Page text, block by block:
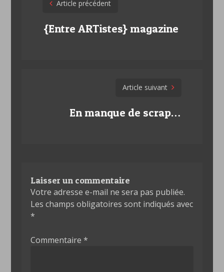
navigation
Article précédent
{Entre ARTistes} magazine
Article suivant
En manque de scrap…
Laisser un commentaire
Votre adresse e-mail ne sera pas publiée.
Les champs obligatoires sont indiqués avec
*
Commentaire *